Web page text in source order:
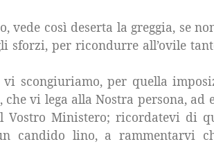
vede così deserta la greggia, se
sforzi, per ricondurre all’ovile
scongiuriamo, per quella
vi lega alla Nostra persona, ad
Ministero; ricordatevi di
candido lino, a rammentarvi